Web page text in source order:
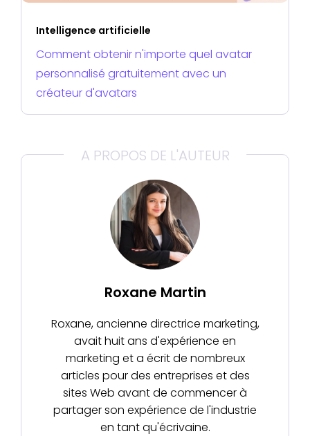
Intelligence artificielle
Comment obtenir n'importe quel avatar
personnalisé gratuitement avec un
créateur d'avatars
A PROPOS DE L'AUTEUR
Roxane Martin
Roxane, ancienne directrice marketing,
avait huit ans d'expérience en
marketing et a écrit de nombreux
articles pour des entreprises et des
sites Web avant de commencer à
partager son expérience de l'industrie
en tant qu'écrivaine.